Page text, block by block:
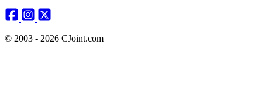
© 2003 - 2026 CJoint.com